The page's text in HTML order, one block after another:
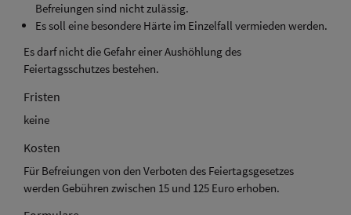
Befreiungen sind nicht zulässig.
Es soll eine besondere Härte im Einzelfall vermieden werden.
Es darf nicht die Gefahr einer Aushöhlung des
Feiertagsschutzes bestehen.
Fristen
keine
Kosten
Für Befreiungen von den Verboten des Feiertagsgesetzes
werden Gebühren zwischen 15 und 125 Euro erhoben.